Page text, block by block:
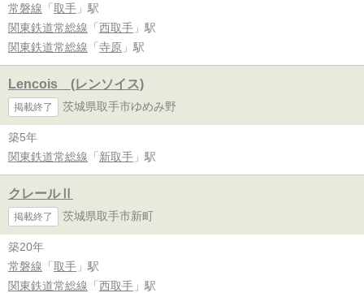
常磐線 「 取手 」駅
関東鉄道常総線 「 西取手 」駅
関東鉄道常総線 「 寺原 」駅
Lencois (レンソイス)
掲載終了 茨城県取手市ゆめみ野
築5年
関東鉄道常総線 「 新取手 」駅
クレールⅡ
掲載終了 茨城県取手市新町
築20年
常磐線 「 取手 」駅
関東鉄道常総線 「 西取手 」駅